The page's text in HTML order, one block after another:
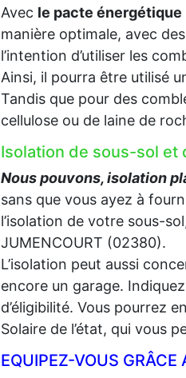
Avec le pacte énergétique
manière optimale, avec
l’intention d’utiliser les
Ainsi, il pourra être utilisé
Tandis que pour des
cellulose ou de laine de
Isolation de sous-sol et
Nous pouvons, isolation
sans que vous ayez à
l’isolation de votre sous-
JUMENCOURT (02380).
L’isolation peut aussi
encore un garage.
d’éligibilité. Vous pourrez
Solaire de l’état, qui vous
EQUIPEZ-VOUS GRÂCE